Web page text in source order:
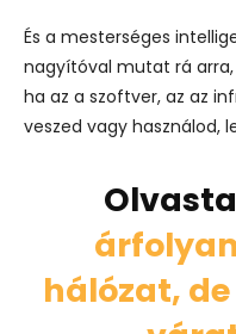
És a mesterséges
nagyítóval mutat rá
ha az a szoftver, az az
veszed vagy használod,
hálózat,